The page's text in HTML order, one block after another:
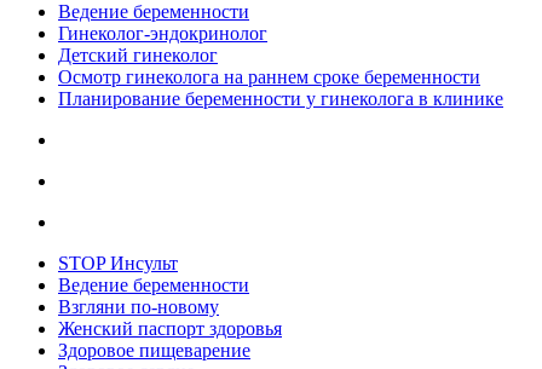
Ведение беременности
Гинеколог-эндокринолог
Детский гинеколог
Осмотр гинеколога на раннем сроке беременности
Планирование беременности у гинеколога в клинике
STOP Инсульт
Ведение беременности
Взгляни по-новому
Женский паспорт здоровья
Здоровое пищеварение